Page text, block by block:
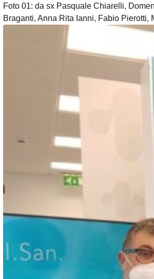
Foto 01: da sx Pasquale Chiarelli,
Braganti, Anna Rita Ianni, Fabio Pierotti,